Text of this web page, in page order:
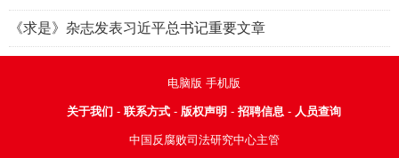
《求是》杂志发表习近平总书记重要文章
电脑版 手机版
关于我们 - 联系方式 - 版权声明 - 招聘信息 - 人员查询
中国反腐败司法研究中心主管